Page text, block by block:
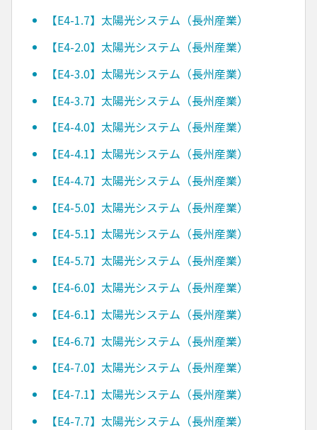
【E4-1.7】太陽光システム（長州産業）
【E4-2.0】太陽光システム（長州産業）
【E4-3.0】太陽光システム（長州産業）
【E4-3.7】太陽光システム（長州産業）
【E4-4.0】太陽光システム（長州産業）
【E4-4.1】太陽光システム（長州産業）
【E4-4.7】太陽光システム（長州産業）
【E4-5.0】太陽光システム（長州産業）
【E4-5.1】太陽光システム（長州産業）
【E4-5.7】太陽光システム（長州産業）
【E4-6.0】太陽光システム（長州産業）
【E4-6.1】太陽光システム（長州産業）
【E4-6.7】太陽光システム（長州産業）
【E4-7.0】太陽光システム（長州産業）
【E4-7.1】太陽光システム（長州産業）
【E4-7.7】太陽光システム（長州産業）